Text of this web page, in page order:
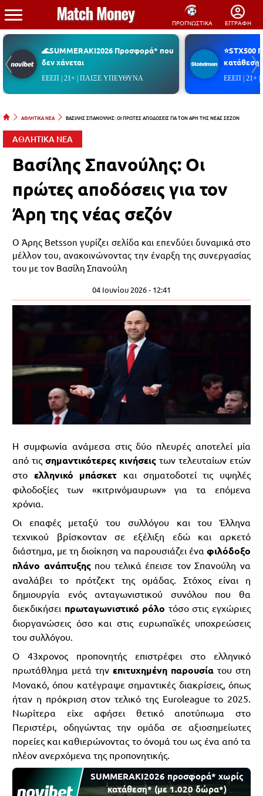
ΠΡΟΓΝΩΣΤΙΚΑ ΕΓΓΡΑΦΗ
🌊SUMMERAKI2026 Προσφορά* που
δεν χάνεται
ΕΕΕΠ | 21+ | ΠΑΙΞΕ ΥΠΕΥΘΥΝΑ
⭐STX500
ΕΕΕΠ | 21+
ΑΘΛΗΤΙΚΑ ΝΕΑ ΒΑΣΙΛΗΣ ΣΠΑΝΟΥΛΗΣ: ΟΙ ΠΡΩΤΕΣ ΑΠΟΔΟΣΕΙΣ ΓΙΑ ΤΟΝ ΑΡΗ ΤΗΣ ΝΕΑΣ ΣΕΖΟΝ
ΑΘΛΗΤΙΚΑ ΝΕΑ
Βασίλης Σπανούλης: Οι
πρώτες αποδόσεις για τον
Άρη της νέας σεζόν
Ο Άρης Betsson γυρίζει σελίδα και επενδύει δυναμικά στο
μέλλον του, ανακοινώνοντας την έναρξη της συνεργασίας
του με τον Βασίλη Σπανούλη
04 Ιουνίου 2026 - 12:41
Η συμφωνία ανάμεσα στις δύο πλευρές αποτελεί μία
από τις σημαντικότερες κινήσεις των τελευταίων ετών
στο ελληνικό μπάσκετ και σηματοδοτεί τις υψηλές
φιλοδοξίες των «κιτρινόμαυρων» για τα επόμενα
χρόνια.
Οι επαφές μεταξύ του συλλόγου και του Έλληνα
τεχνικού βρίσκονταν σε εξέλιξη εδώ και αρκετό
διάστημα, με τη διοίκηση να παρουσιάζει ένα φιλόδοξο
πλάνο ανάπτυξηςπου τελικά έπεισε τον Σπανούλη να
αναλάβει το πρότζεκτ της ομάδας. Στόχος είναι η
δημιουργία ενός ανταγωνιστικού συνόλου που θα
διεκδικήσει πρωταγωνιστικό ρόλο τόσο στις εγχώριες
διοργανώσεις όσο και στις ευρωπαϊκές υποχρεώσεις
του συλλόγου.
Ο 43χρονος προπονητής επιστρέφει στο ελληνικό
πρωτάθλημα μετά την επιτυχημένη παρουσία του στη
Μονακό, όπου κατέγραψε σημαντικές διακρίσεις, όπως
ήταν η πρόκριση στον τελικό της Euroleague το 2025.
Νωρίτερα είχε αφήσει θετικό αποτύπωμα στο
Περιστέρι, οδηγώντας την ομάδα σε αξιοσημείωτες
πορείες και καθιερώνοντας το όνομά του ως ένα από τα
πλέον ανερχόμενα της προπονητικής.
SUMMERAKI2026 προσφορά* χωρίς
κατάθεση* (με 1.020 δώρα*)